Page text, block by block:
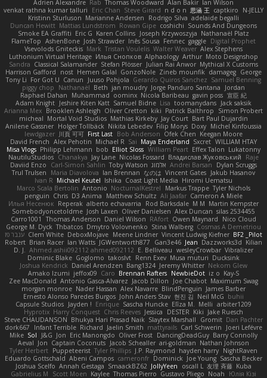
Adrien Alexandre Rab Thomas Woodward Alan Bakir Ian Wilson
venkat rathna kumar talluri
Eric Chan Steve Girard n d o n 思涵 王 captkiro
N-JELLY
Kristinn Sturluson Marianne Andersen Rodrigo Silva adelaide begalli
Duncan Hewitt Mattias Lundstrom Rowan Gipe coshichi Sounds And Dungeons
Smoke EA Graffiti Eric G Karen Collins Joseph Krzywoszyja Nathanaël Platz
FlameTop AshenBone Josh Strawder Inês Sousa Fennec gaggle Digital Prophet
Vsevolods Gniteckis Mark Tristan Voulelis Walter Weaver Alex Stephens
Luthonium Virtual Heritage Илья Снопков Alphaology Arthur Moto Designshop
Sandra Classical Salamander Stefan Plösser Julian Rai Anwor Mythical X Customs
Harrison Gafford
nost Hemen Galal GonzoNole Zineb mounfik damageg George
Tony Li For Got U Canun Juuso Pohjola Gerardo Quiros Sanchez Samuel Benning
piggy chop
Nathanaël Beth jan moudry Jorge Panduro Santana
Jordan
Raphael Dahan
Muhammad oominx Nicola Baribeau gavin poss 宣臣 紀
Adam Knight Jeshire Kiten Katt Samuel Bidne Lisa toomanydans Jack saksik
Arianna Mex Brooklen Ashleigh Oliver Cretton kiki Patrick Balthrop
Simon Probert
micheal Mortal Void Studios Mathias Kirkeby Jay Court Bart Paul Dujardin
Anilene Gassner Holger Tollbäck Nikita Lebedev Filip Morys Doxy Michel Kinfoussia
lewdgazer 川頁 可可 First Last Bob Anderson Ofek Chen Keegan Moore
David French Alex Pehotin Michael R Sai Maya Enderland Sxcret WILLIAM HTAY
Misa Vlogs Philipp Lehmann bob Elliot Sloss William Peart Effex Talon Lukatonny
NautiluStudios Chanakya Jay Lane Nicolas Fossard Владислав Жуковський
Raje
Daviid Enzo
Carl-Simon Sahlin Toby Watson אלמוג Andrei Barsan
Dylan Scruggs
Trul Trulsen
Maria Diavolova Ian Brennan なのは Vincent Gates Jakub Hasanov
Ivan R Michael Keutel Ishika Coast Light Media Hiromi Uematsu
Marco Scala Bertolin Antonio NocturnalKestrel Markus Trappe Tyler Nichols
penguin Chris D3 Anima Matthew Schultz Ali Jaafar Cameron A Miele
Илья Несенюк Reperak alberto echavarria Rod Barksdale M M Martin Kempster
Somebodyoncetoldme Josh Laxen Oliver Danielsen Alex Duncan silas 2534455
Carro1001
Thomas Anderson Daniel Wilson RAfort Owen Maynard
Nico Cloud
George M. Dyck Thbatcos Dmytro Volovnenko Stina Walberg Cosmas A Demetriou
ענבר פז Clem White DeboxMojave Meene Lindner Vincent Ludwig Kiefner BF2 _Pilot
Robert Brian Racer Ian Watts JGWentworth877 Gan3e46 Jean Dazzworks3d Kilian
D. J. Ahmed.ashii092112 ahmed092112 E. Belliveau wesleyCrowbar Vibralizer
Dominic Blake Goglomo takoslvt Renn Exev Musa muturi Ducksink
Joshua Kendrick Daniel Arendzen Bang1324 Jeremy Whitter Nekom Glew
Amako Izumi jeffox09 Caro Brennan Rafters NewbieDot iz o Kay-S
Zee MacDonald Antonio Gasca-Alvarez Jacob Dillon Joe Chabot Maximum Swag
morgan monroe Nader Hassan Alex Navarre BlindPenguin James Barber
Ernesto Alonso Paredes Burgos John Anders Stav 현진 김 Neil McG buhii
Capsule Studios Jayden ! Enrique Sascha Huncke Elīza M. Melli arbiter1209
Hyprotix Harry Conquest Chris Reeves Jessica DESTER Kiki Jake Ruesch
Steve CHAUDANSON Bhukya Hari Prasad Naik Slaytex Marshall Gromit Dan Pachter
dork667
Infant Terrible Richard Jaelin Smith mattyrails Carl Schwerin
Joeri Lefévre
Mike Sol J&G Jon Eric Manongdo Oliver Frost DancingDeadGuy Barry Connolly
Aeval Jon Captain Coconuts Jacob Schealler ari-goldman Nathan Johnson
Tyler Herbert Puppeteerist Tyler Phillips J.P. Raymond hayden harry NightRaven
Eduardo Gottschald Abeni Campos cameronfr Dominick Joe Young Sascha Becker
Joshua Scelfo Annah Gestaga SmaackBZ62 JollyYeen oscall L 友理 斉藤 Kuba
Gabrielius M
Scott Moen Kaylee Thomas Pierro Gustavo Pliego Noah
Юлія Кізі